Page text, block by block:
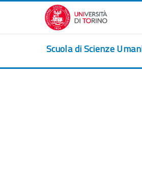
Vai al contenuto principale
Scuola di Scienze